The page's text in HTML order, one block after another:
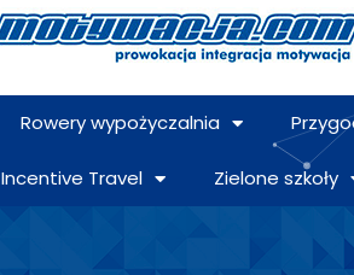
Rowery wypożyczalnia
Incentive Travel Zielone szkoły